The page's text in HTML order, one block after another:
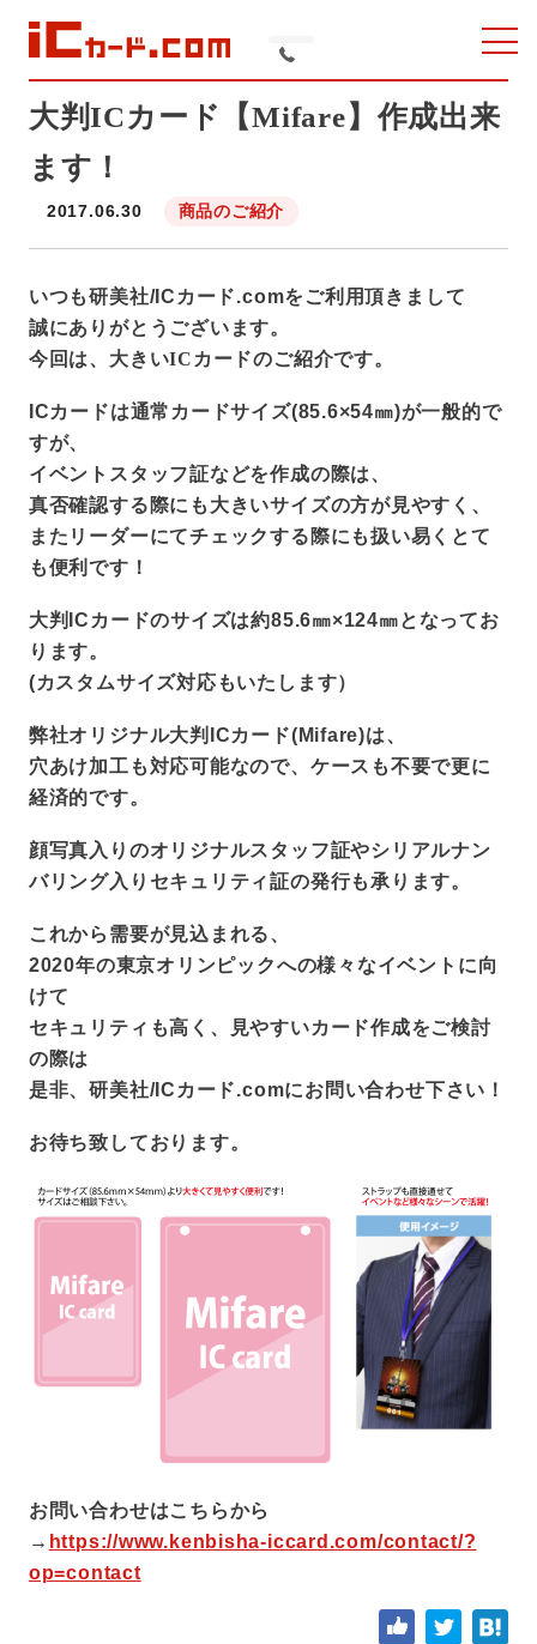
のICカード.com/研美
社
製品ラインナップ
ICカード印刷
NFC について
ICカードの利⽤⽤途
ICカード製品 / サービス活⽤事例
よくある質問
スタッフブログ
お問い合わせ
ナ
ビ
を
開
大判ICカード【Mifare】作成出来
ます！
2017.06.30 商品のご紹介
いつも研美社/ICカード.comをご利用頂きまして
誠にありがとうございます。
今回は、 大きいICカードのご紹介です。
ICカードは通常カードサイズ(85.6×54㎜)が一般的で
すが、
イベントスタッフ証などを作成の際は、
真否確認する際にも大きいサイズの方が見やすく、
またリーダーにてチェックする際にも扱い易くとて
も便利です！
大判ICカードのサイズは約85.6㎜×124㎜となってお
ります。
(カスタムサイズ対応もいたします）
弊社オリジナル大判ICカード(Mifare)は、
穴あけ加工も対応可能なので、ケースも不要で更に
経済的です。
顔写真入りのオリジナルスタッフ証やシリアルナン
バリング入りセキュリティ証の発行も承ります。
これから需要が見込まれる、
2020年の東京オリンピックへの様々なイベントに向
けて
セキュリティも高く、見やすいカード作成をご検討
の際は
是非、研美社/ICカード.comにお問い合わせ下さい！
お待ち致しております。
お問い合わせはこちらから
→ https://www.kenbisha-iccard.com/contact/?
op=contact